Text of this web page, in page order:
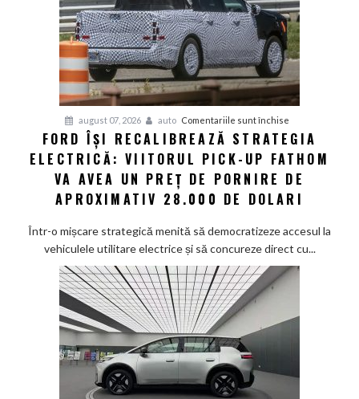
LiDAR
de
la
aproximativ
17.000
de
august 07, 2026 auto Comentariile sunt închise
Ford
își
recalibrează
electrică:
Viitorul
avea
FORD ÎȘI RECALIBREAZĂ STRATEGIA
ELECTRICĂ: VIITORUL PICK-UP FATHOM
VA AVEA UN PREȚ DE PORNIRE DE
APROXIMATIV 28.000 DE DOLARI
Într-o mișcare strategică menită să democratizeze accesul la
vehiculele utilitare electrice și să concureze direct cu...